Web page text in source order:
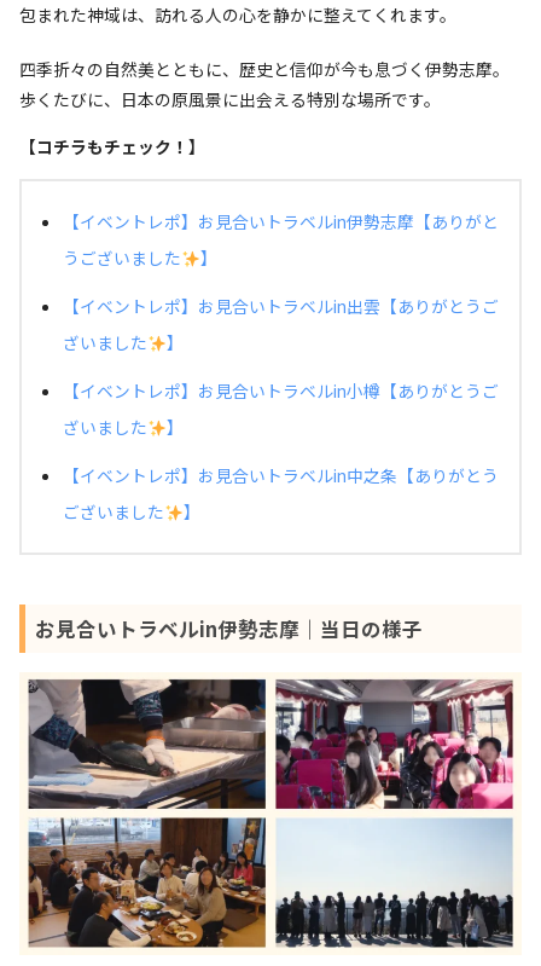
包まれた神域は、訪れる人の心を静かに整えてくれます。
四季折々の自然美とともに、歴史と信仰が今も息づく伊勢志摩。
歩くたびに、日本の原風景に出会える特別な場所です。
【コチラもチェック！】
【イベントレポ】お見合いトラベルin伊勢志摩【ありがと
うございました
】
【イベントレポ】お見合いトラベルin出雲【ありがとうご
ざいました
】
【イベントレポ】お見合いトラベルin小樽【ありがとうご
ざいました
】
【イベントレポ】お見合いトラベルin中之条【ありがとう
ございました
】
お見合いトラベルin伊勢志摩｜当日の様子